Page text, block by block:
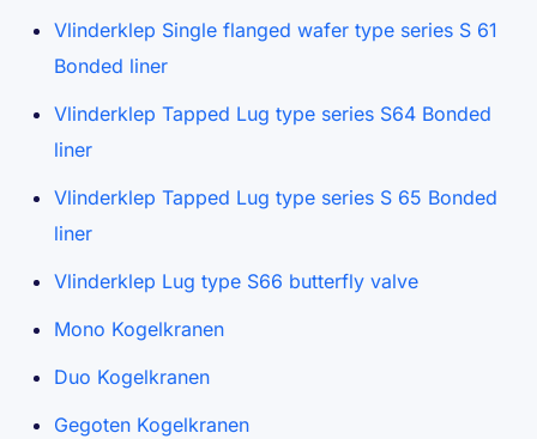
Vlinderklep Single flanged wafer type series S 61
Bonded liner
Vlinderklep Tapped Lug type series S64 Bonded
liner
Vlinderklep Tapped Lug type series S 65 Bonded
liner
Vlinderklep Lug type S66 butterfly valve
Mono Kogelkranen
Duo Kogelkranen
Gegoten Kogelkranen